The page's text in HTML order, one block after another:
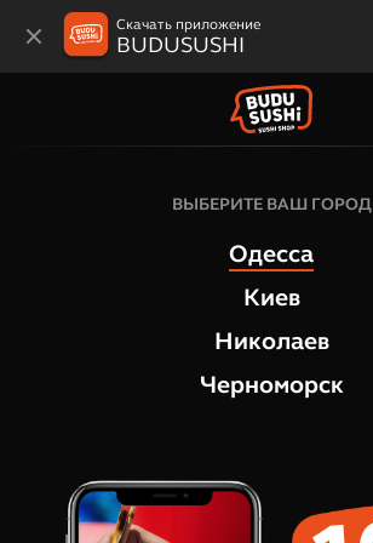
Скачать приложение
BUDUSUSHI
ВЫБЕРИТЕ ВАШ ГОРОД
Одесса
Киев
Николаев
Черноморск